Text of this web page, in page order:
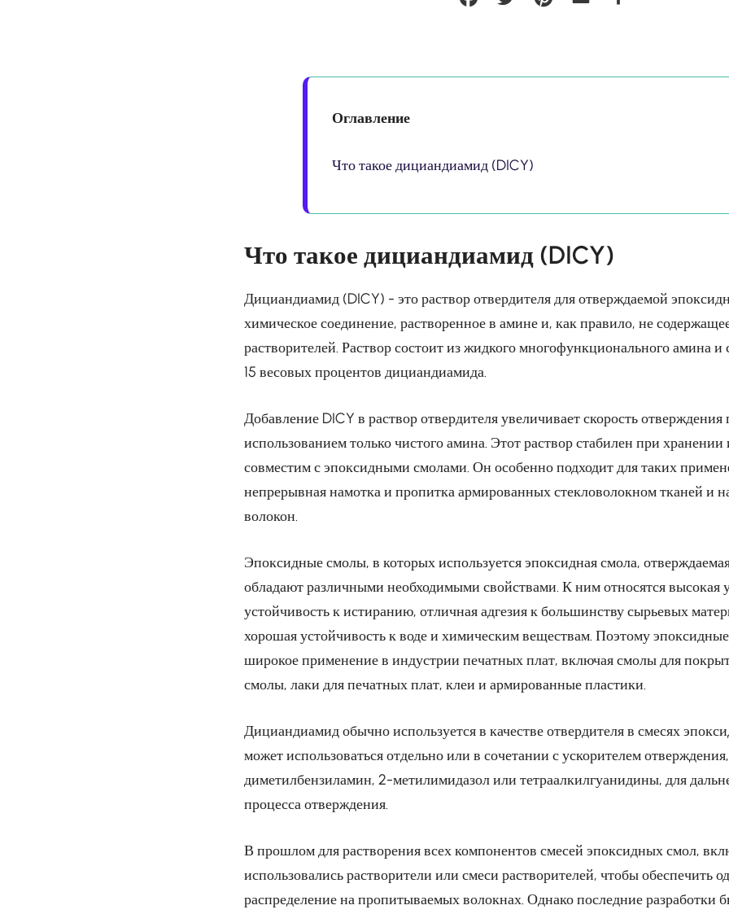
Оглавление
Что такое дициандиамид (DICY)
Что такое дициандиамид (DICY)
Дициандиамид (DICY) - это раствор отвердителя для отверждаемой
химическое соединение, растворенное в амине и, как правило, не
растворителей. Раствор состоит из жидкого многофункционального амина и
15 весовых процентов дициандиамида.
Добавление DICY в раствор отвердителя увеличивает скорость
использованием только чистого амина. Этот раствор стабилен при
совместим с эпоксидными смолами. Он особенно подходит для таких
непрерывная намотка и пропитка армированных стекловолокном тканей и
волокон.
Эпоксидные смолы, в которых используется эпоксидная смола,
обладают различными необходимыми свойствами. К ним относятся высокая
устойчивость к истиранию, отличная адгезия к большинству сырьевых
хорошая устойчивость к воде и химическим веществам. Поэтому
широкое применение в индустрии печатных плат, включая смолы для
смолы, лаки для печатных плат, клеи и армированные пластики.
Дициандиамид обычно используется в качестве отвердителя в смесях
может использоваться отдельно или в сочетании с ускорителем
диметилбензиламин, 2-метилимидазол или тетраалкилгуанидины, для
процесса отверждения.
В прошлом для растворения всех компонентов смесей эпоксидных смол,
использовались растворители или смеси растворителей, чтобы обеспечить
распределение на пропитываемых волокнах. Однако последние разработки